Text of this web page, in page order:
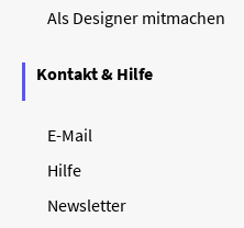
Als Designer mitmachen
Kontakt & Hilfe
E-Mail
Hilfe
Newsletter